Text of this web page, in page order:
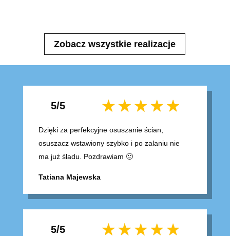
Zobacz wszystkie realizacje
5/5
Dzięki za perfekcyjne osuszanie ścian,
osuszacz wstawiony szybko i po zalaniu nie
ma już śladu. Pozdrawiam 🙂
Tatiana Majewska
5/5